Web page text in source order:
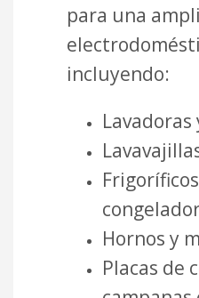
para una
incluyendo:
Lavadoras
Hornos y
Placas de